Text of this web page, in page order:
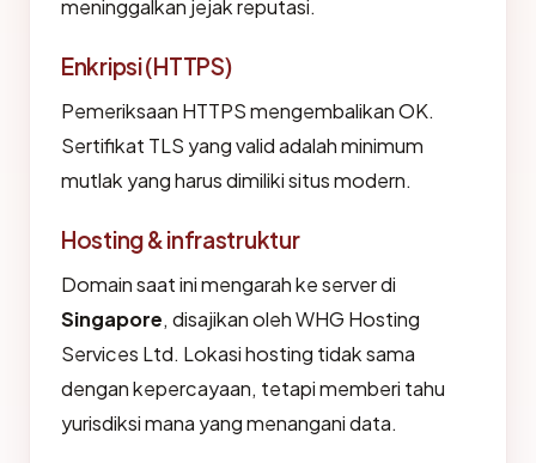
meninggalkan jejak reputasi.
Enkripsi (HTTPS)
Pemeriksaan HTTPS mengembalikan OK.
Sertifikat TLS yang valid adalah minimum
mutlak yang harus dimiliki situs modern.
Hosting & infrastruktur
Domain saat ini mengarah ke server di
Singapore, disajikan oleh WHG Hosting
Services Ltd. Lokasi hosting tidak sama
dengan kepercayaan, tetapi memberi tahu
yurisdiksi mana yang menangani data.